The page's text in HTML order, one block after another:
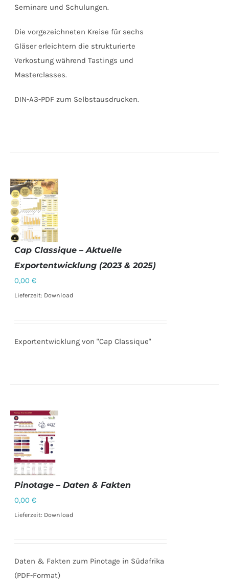
Seminare und Schulungen.
Die vorgezeichneten Kreise für sechs
Gläser erleichtern die strukturierte
Verkostung während Tastings und
Masterclasses.
DIN-A3-PDF zum Selbstausdrucken.
DETAILS
Cap Classique – Aktuelle
Exportentwicklung (2023 & 2025)
0,00€
Lieferzeit: Download
Exportentwicklung von "Cap Classique"
DETAILS
Pinotage – Daten & Fakten
0,00€
Lieferzeit: Download
Daten & Fakten zum Pinotage in Südafrika
(PDF-Format)